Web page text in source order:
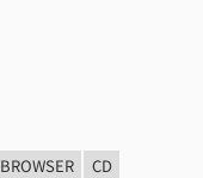
BROWSER CD